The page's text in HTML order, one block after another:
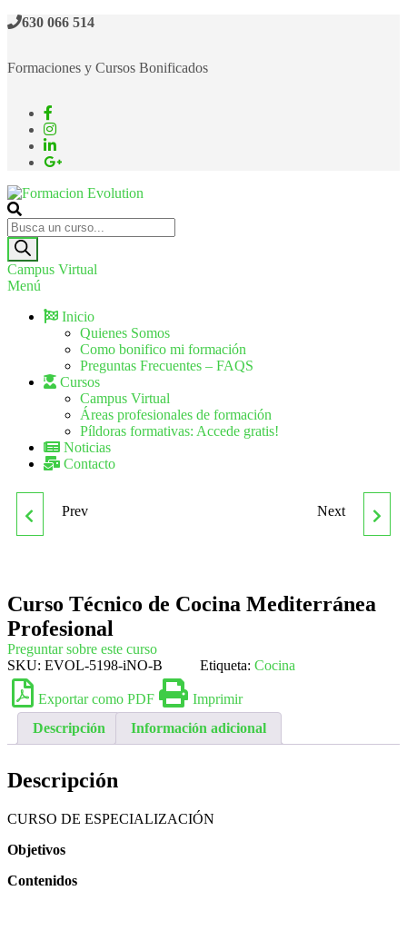
630 066 514
Formaciones y Cursos Bonificados
Formacion Evolution
Cursos de formación continua
Campus Virtual
Menú
Inicio
Quienes Somos
Como bonifico mi formación
Preguntas Frecuentes – FAQS
Cursos
Campus Virtual
Áreas profesionales de formación
Píldoras formativas: Accede gratis!
Noticias
Contacto
CURSO SUPERIOR FIRST
ENGLISH (NIVEL B2 DEL
MARCO DE REFERENCIA
EUROPEO)
Prev CURSO TÉCNICO EN
Next
Curso Técnico de Cocina Mediterránea
Profesional
Preguntar sobre este curso
SKU: EVOL-5198-iNO-B Etiqueta: Cocina
Exportar como PDF
Imprimir
Descripción
Información adicional
Descripción
CURSO DE ESPECIALIZACIÓN
Objetivos
Contenidos